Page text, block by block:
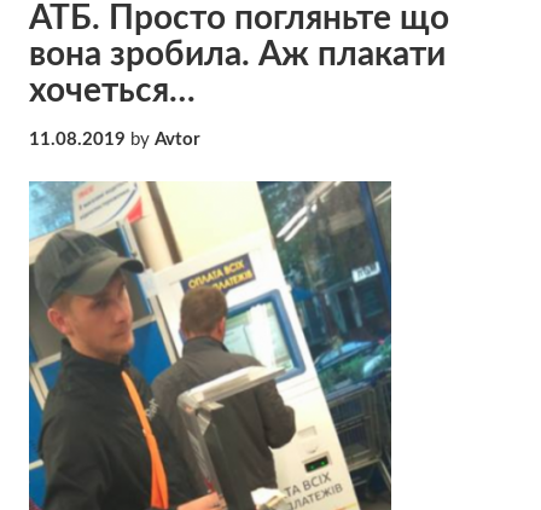
АТБ. Просто погляньте що
вона зробила. Аж плакати
хочеться…
11.08.2019 by Avtor